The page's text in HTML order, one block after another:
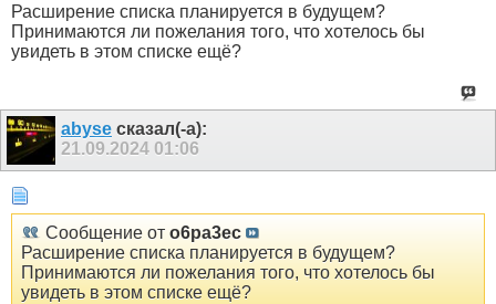
Расширение списка планируется в будущем?
Принимаются ли пожелания того, что хотелось бы
увидеть в этом списке ещё?
abyse сказал(-а):
21.09.2024 01:06
Сообщение от o6pa3ec
Расширение списка планируется в будущем?
Принимаются ли пожелания того, что хотелось бы
увидеть в этом списке ещё?